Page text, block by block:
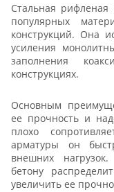
Стальная
популярных
конструкций. Она
усиления
заполнения
конструкциях.
Основным
ее прочность и
плохо
арматуры он
внешних
бетону
увеличить ее